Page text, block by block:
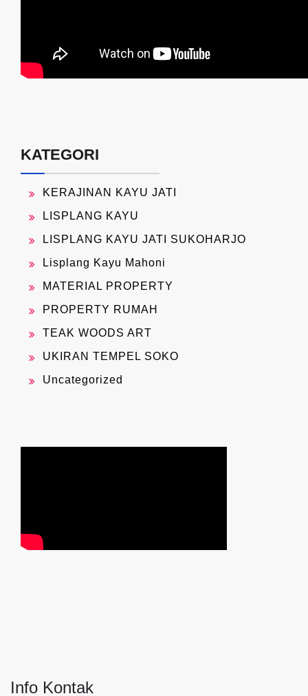
KATEGORI
KERAJINAN KAYU JATI
LISPLANG KAYU
LISPLANG KAYU JATI SUKOHARJO
Lisplang Kayu Mahoni
MATERIAL PROPERTY
PROPERTY RUMAH
TEAK WOODS ART
UKIRAN TEMPEL SOKO
Uncategorized
Info Kontak